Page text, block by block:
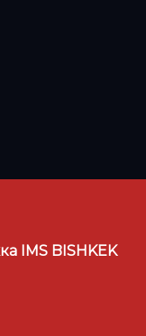
IMS BISHKEK